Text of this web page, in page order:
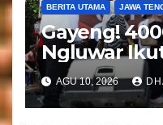
BERITA UTAMA JAWA
Gayeng!
Ngluwar
Guyub
Hardono :
Desa
AGU 10, 2026